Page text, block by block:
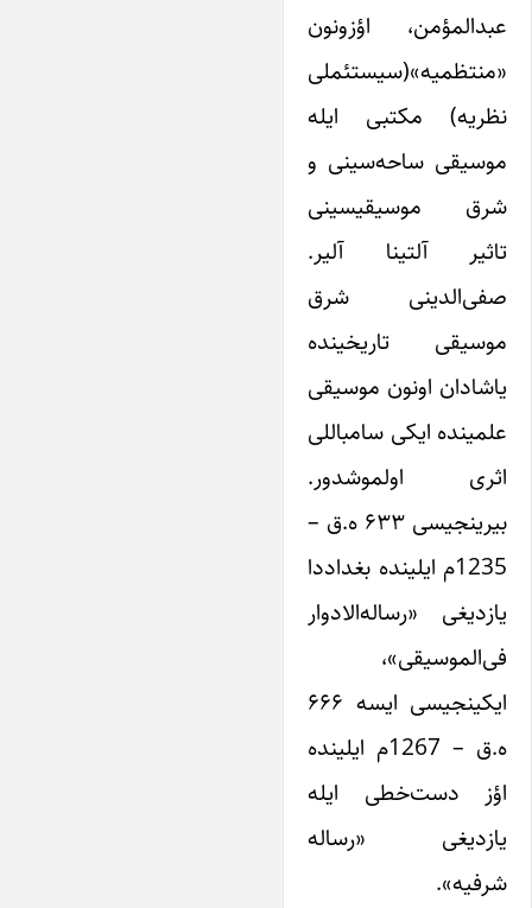
عبدالمؤمن، اؤزونون
«منتظمیه»(سیستئملی
نظریه) مکتبی‌ ایله
موسیقی ساحه‌سینی و
شرق موسیقیسینی
تاثیر آلتینا آلیر.
صفی‌الدینی شرق
موسیقی تاریخینده
یاشادان اونون موسیقی
علمینده ایکی سامباللی
اثری اولموشدور.
بیرینجیسی ۶۳۳ ه.ق –
1235م ایلینده بغداددا
یازدیغی «رساله‌الادوار
فی‌الموسیقی»،
ایکینجیسی ایسه ۶۶۶
ه.ق – 1267م ایلینده
اؤز دست‌خطی ایله
یازدیغی «رساله
شرفیه».